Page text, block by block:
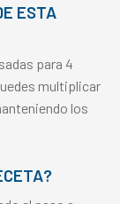
ESTA
para 4
multiplicar
los